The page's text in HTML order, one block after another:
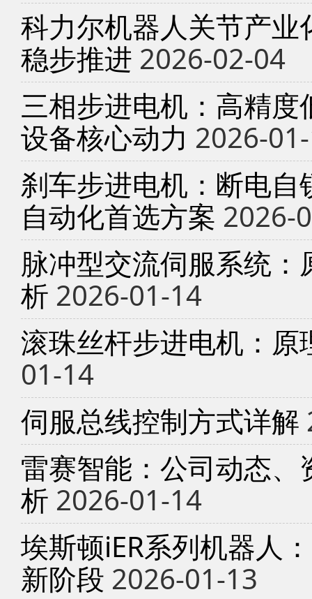
科力尔机器人关节产
稳步推进 2026-02-04
三相步进电机：高精
设备核心动力 2026-
刹车步进电机：断电
自动化首选方案 2026-
脉冲型交流伺服系统
析 2026-01-14
滚珠丝杆步进电机：
01-14
伺服总线控制方式详解
雷赛智能：公司动态
析 2026-01-14
埃斯顿iER系列机器人
新阶段 2026-01-13